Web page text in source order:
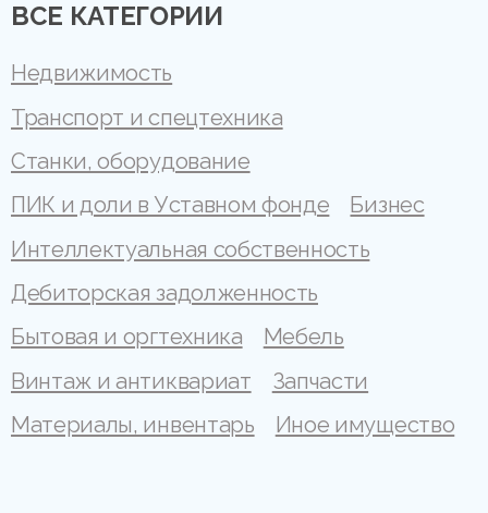
ВСЕ КАТЕГОРИИ
Недвижимость
Транспорт и спецтехника
Станки, оборудование
ПИК и доли в Уставном фонде
Бизнес
Интеллектуальная собственность
Дебиторская задолженность
Бытовая и оргтехника
Мебель
Винтаж и антиквариат
Запчасти
Материалы, инвентарь
Иное имущество